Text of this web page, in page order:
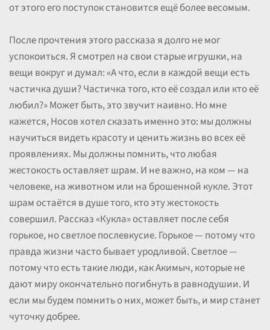
от этого его поступок становится ещё более весомым.
После прочтения этого рассказа я долго не мог
успокоиться. Я смотрел на свои старые игрушки, на
вещи вокруг и думал: «А что, если в каждой вещи есть
частичка души? Частичка того, кто её создал или кто её
любил?» Может быть, это звучит наивно. Но мне
кажется, Носов хотел сказать именно это: мы должны
научиться видеть красоту и ценить жизнь во всех её
проявлениях. Мы должны помнить, что любая
жестокость оставляет шрам. И не важно, на ком — на
человеке, на животном или на брошенной кукле. Этот
шрам остаётся в душе того, кто эту жестокость
совершил. Рассказ «Кукла» оставляет после себя
горькое, но светлое послевкусие. Горькое — потому что
правда жизни часто бывает уродливой. Светлое —
потому что есть такие люди, как Акимыч, которые не
дают миру окончательно погибнуть в равнодушии. И
если мы будем помнить о них, может быть, и мир станет
чуточку добрее.